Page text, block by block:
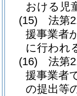
おける児
(15)
法第
援事業者
に行われ
(16)
法第
援事業者
の提出等